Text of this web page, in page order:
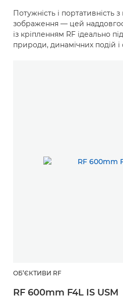
Потужність і портативність
зображення — цей
із кріпленням RF ідеально
природи, динамічних подій і
ОБ’ЄКТИВИ RF
RF 600mm F4L IS USM